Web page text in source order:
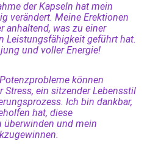
der Kapseln hat mein
verändert. Meine Erektionen
anhaltend, was zu einer
Leistungsfähigkeit geführt hat.
und voller Energie!
können
Stress, ein sitzender Lebensstil
Ich bin dankbar,
hat, diese
überwinden und mein